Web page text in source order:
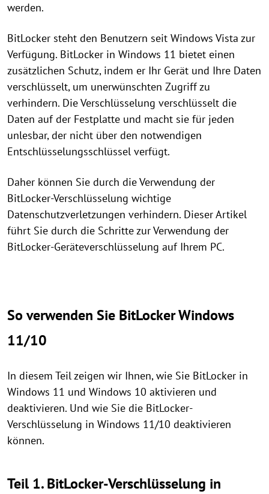
werden.
BitLocker steht den Benutzern seit Windows Vista zur
Verfügung. BitLocker in Windows 11 bietet einen
zusätzlichen Schutz, indem er Ihr Gerät und Ihre Daten
verschlüsselt, um unerwünschten Zugriff zu
verhindern. Die Verschlüsselung verschlüsselt die
Daten auf der Festplatte und macht sie für jeden
unlesbar, der nicht über den notwendigen
Entschlüsselungsschlüssel verfügt.
Daher können Sie durch die Verwendung der
BitLocker-Verschlüsselung wichtige
Datenschutzverletzungen verhindern. Dieser Artikel
führt Sie durch die Schritte zur Verwendung der
BitLocker-Geräteverschlüsselung auf Ihrem PC.
So verwenden Sie BitLocker Windows
11/10
In diesem Teil zeigen wir Ihnen, wie Sie BitLocker in
Windows 11 und Windows 10 aktivieren und
deaktivieren. Und wie Sie die BitLocker-
Verschlüsselung in Windows 11/10 deaktivieren
können.
Teil 1. BitLocker-Verschlüsselung in